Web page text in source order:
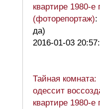
квартире 1980-е
(фоторепортаж):
да)
2016-01-03
Тайная комната:
одессит
квартире 1980-е